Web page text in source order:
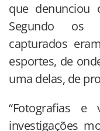
que denunciou
Segundo os
capturados
esportes, de
uma delas, de
“Fotografias e
investigações